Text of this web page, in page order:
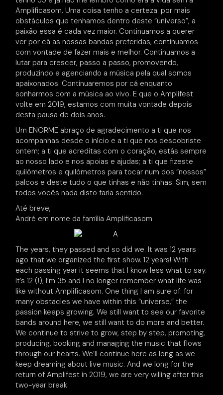
Amplificasom. Uma coisa tenho a certeza: por mais
obstáculos que tenhamos dentro deste “universo”, a
paixão essa é cada vez maior. Continuamos a querer
ver por cá as nossas bandas preferidas, continuamos
com vontade de fazer mais e melhor. Continuamos a
lutar para crescer, passo a passo, promovendo,
produzindo e agenciando a música pela qual somos
apaixonados. Continuaremos por cá enquanto
sonharmos com a música ao vivo. E que o Amplifest
volte em 2019, estamos com muita vontade depois
desta pausa de dois anos.
Um ENORME abraço de agradecimento a ti que nos
acompanhas desde o início e a ti que nos descobriste
ontem; a ti que acreditas com o coração, estás sempre
ao nosso lado e nos apoias e ajudas; a ti que fizeste
quilómetros e quilómetros para tocar num dos “nossos”
palcos e deste tudo o que tinhas e não tinhas. Sim, sem
todos vocês nada disto faria sentido.
Até breve,
André em nome da família Amplificasom
The years, they passed and so did we. It was 12 years
ago that we organized the first show. 12 years! With
each passing year it seems that I know less what to say.
It’s 12 (!), I’m 35 and I no longer remember what life was
like without Amplificasom. One thing I am sure of: for
many obstacles we have within this “universe,” the
passion keeps growing. We still want to see our favorite
bands around here, we still want to do more and better.
We continue to strive to grow, step by step, promoting,
producing, booking and managing the music that flows
through our hearts. We’ll continue here as long as we
keep dreaming about live music. And we long for the
return of Amplifest in 2019, we are very willing after this
two-year break.